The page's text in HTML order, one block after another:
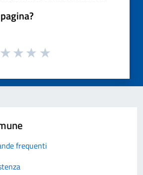
frequenti